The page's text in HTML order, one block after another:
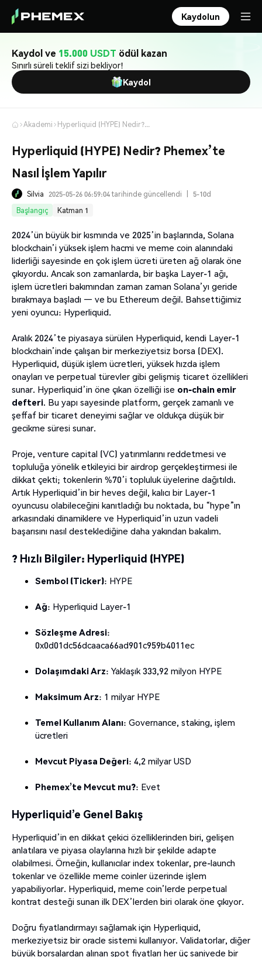
Kaydolun
Kaydol ve 15.000 USDT ödül kazan
Sınırlı süreli teklif sizi bekliyor!
Kaydol
Akademi Hyperliquid (HYPE) Nedir? Phemex’te Nasıl İşlem Yapılır
Hyperliquid (HYPE) Nedir? Phemex’te
Nasıl İşlem Yapılır
Silvia 2025-05-26 06:59:04 tarihinde güncellendi
5-10d
Başlangıç
Katman 1
2024’ün büyük bir kısmında ve 2025’in başlarında, Solana
blockchain’i yüksek işlem hacmi ve meme coin alanındaki
liderliği sayesinde en çok işlem ücreti üreten ağ olarak öne
çıkıyordu. Ancak son zamanlarda, bir başka Layer-1 ağı,
işlem ücretleri bakımından zaman zaman Solana’yı geride
bırakmaya başladı — ve bu Ethereum değil. Bahsettiğimiz
yeni oyuncu: Hyperliquid.
Aralık 2024’te piyasaya sürülen Hyperliquid, kendi Layer-1
blockchain’inde çalışan bir merkeziyetsiz borsa (DEX).
Hyperliquid, düşük işlem ücretleri, yüksek hızda işlem
onayları ve perpetual türevler gibi gelişmiş ticaret özellikleri
sunar. Hyperliquid’in öne çıkan özelliği ise on-chain emir
defteri. Bu yapı sayesinde platform, gerçek zamanlı ve
şeffaf bir ticaret deneyimi sağlar ve oldukça düşük bir
gecikme süresi sunar.
Proje, venture capital (VC) yatırımlarını reddetmesi ve
topluluğa yönelik etkileyici bir airdrop gerçekleştirmesi ile
dikkat çekti; tokenlerin %70’i topluluk üyelerine dağıtıldı.
Artık Hyperliquid’in bir heves değil, kalıcı bir Layer-1
oyuncusu olabileceğini kanıtladığı bu noktada, bu “hype”ın
arkasındaki dinamiklere ve Hyperliquid’in uzun vadeli
başarısını nasıl desteklediğine daha yakından bakalım.
? Hızlı Bilgiler: Hyperliquid (HYPE)
Sembol (Ticker): HYPE
Ağ: Hyperliquid Layer-1
Sözleşme Adresi:
0x0d01dc56dcaaca66ad901c959b4011ec
Dolaşımdaki Arz: Yaklaşık 333,92 milyon HYPE
Maksimum Arz: 1 milyar HYPE
Temel Kullanım Alanı: Governance, staking, işlem
ücretleri
Mevcut Piyasa Değeri: 4,2 milyar USD
Phemex’te Mevcut mu?: Evet
Hyperliquid’e Genel Bakış
Hyperliquid’in en dikkat çekici özelliklerinden biri, gelişen
anlatılara ve piyasa olaylarına hızlı bir şekilde adapte
olabilmesi. Örneğin, kullanıcılar index tokenlar, pre-launch
tokenlar ve özellikle meme coinler üzerinde işlem
yapabiliyorlar. Hyperliquid, meme coin’lerde perpetual
kontrat desteği sunan ilk DEX’lerden biri olarak öne çıkıyor.
Doğru fiyatlandırmayı sağlamak için Hyperliquid,
merkeziyetsiz bir oracle sistemi kullanıyor. Validatorlar, diğer
büyük borsalardan alınan spot fiyatları her üç saniyede bir